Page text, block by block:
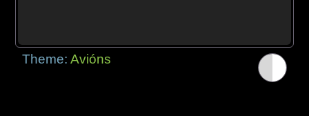
Theme:Avións